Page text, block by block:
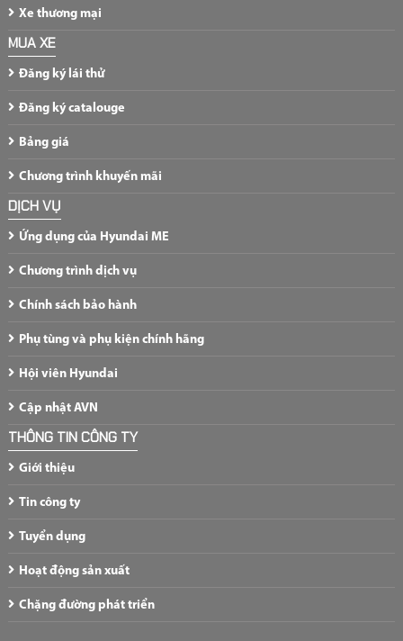
Xe thương mại
MUA XE
Đăng ký lái thử
Đăng ký catalouge
Bảng giá
Chương trình khuyến mãi
DỊCH VỤ
Ứng dụng của Hyundai ME
Chương trình dịch vụ
Chính sách bảo hành
Phụ tùng và phụ kiện chính hãng
Hội viên Hyundai
Cập nhật AVN
THÔNG TIN CÔNG TY
Giới thiệu
Tin công ty
Tuyển dụng
Hoạt động sản xuất
Chặng đường phát triển